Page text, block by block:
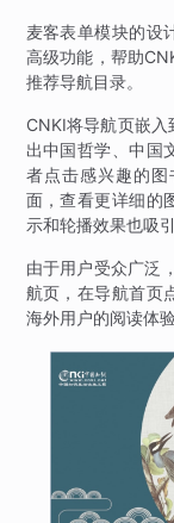
麦客表单模块的设
高级功能，帮助
推荐导航目录。
CNKI将导航页嵌
出中国哲学、中国
者点击感兴趣的
面，查看更详细的
示和轮播效果也吸
由于用户受众广泛
航页，在导航首页
海外用户的阅读体验